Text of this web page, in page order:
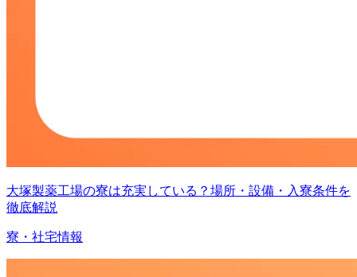
大塚製薬工場の寮は充実している？場所・設備・入寮条件を
徹底解説
寮・社宅情報